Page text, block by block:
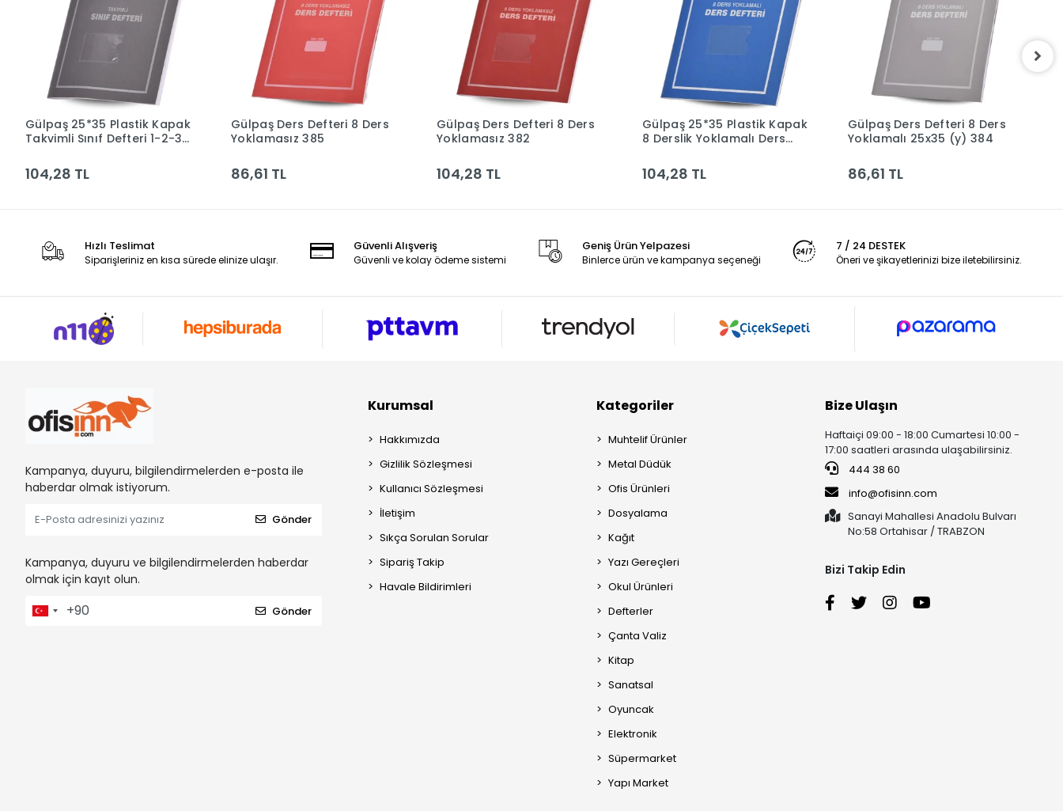
Sepete Ekle
Gülpaş 25*35 Plastik Kapak
Takvimli Sınıf Defteri 1-2-3-
390
104,28 TL
Sepete Ekle
Gülpaş Ders Defteri 8 Ders
Yoklamasız 385
86,61 TL
Sepete Ekle
Gülpaş Ders Defteri 8 Ders
Yoklamasız 382
104,28 TL
Sepete Ekle
Gülpaş 25*35 Plastik Kapak
8 Derslik Yoklamalı Ders
104,28 TL
Sepete Ekle
Gülpaş Ders Defteri 8 Ders
Yoklamalı 25x35 (y) 384
86,61 TL
Hızlı Teslimat
Siparişleriniz en kısa sürede elinize ulaşır.
Güvenli Alışveriş
Güvenli ve kolay ödeme sistemi
Geniş Ürün Yelpazesi
Binlerce ürün ve kampanya seçeneği
7 / 24 DESTEK
Öneri ve şikayetlerinizi bize iletebilirsiniz.
Kampanya, duyuru, bilgilendirmelerden e-posta ile
haberdar olmak istiyorum.
Gönder
Kampanya, duyuru ve bilgilendirmelerden haberdar
olmak için kayıt olun.
Gönder
Kurumsal
Hakkımızda
Gizlilik Sözleşmesi
Kullanıcı Sözleşmesi
İletişim
Sıkça Sorulan Sorular
Sipariş Takip
Havale Bildirimleri
Kategoriler
Muhtelif Ürünler
Metal Düdük
Ofis Ürünleri
Dosyalama
Kağıt
Yazı Gereçleri
Okul Ürünleri
Defterler
Çanta Valiz
Kitap
Sanatsal
Oyuncak
Elektronik
Süpermarket
Yapı Market
Bize Ulaşın
Haftaiçi 09:00 - 18:00 Cumartesi 10:00 -
17:00 saatleri arasında ulaşabilirsiniz.
444 38 60
info@ofisinn.com
Sanayi Mahallesi Anadolu Bulvarı
No:58 Ortahisar / TRABZON
Bizi Takip Edin